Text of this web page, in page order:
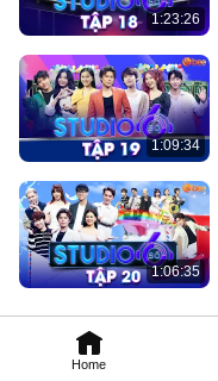
Home
1:23:26
1:09:34
1:06:35